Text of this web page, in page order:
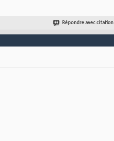
Répondre avec citation